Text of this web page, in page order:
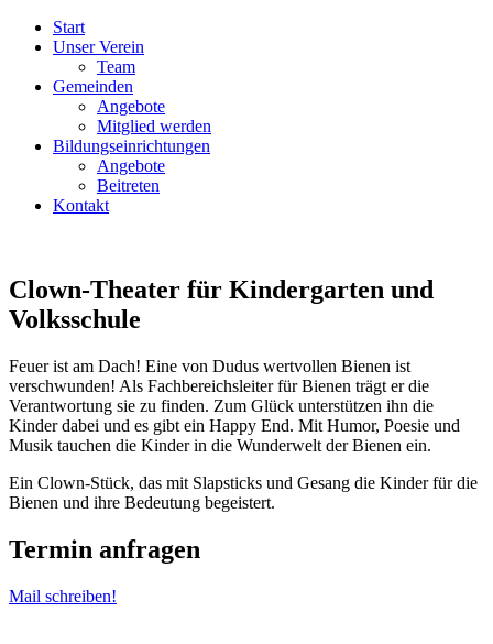
Start
Unser Verein
Team
Gemeinden
Angebote
Mitglied werden
Bildungseinrichtungen
Angebote
Beitreten
Kontakt
Clown-Theater für Kindergarten und
Volksschule
Feuer ist am Dach! Eine von Dudus wertvollen Bienen ist
verschwunden! Als Fachbereichsleiter für Bienen trägt er die
Verantwortung sie zu finden. Zum Glück unterstützen ihn die
Kinder dabei und es gibt ein Happy End. Mit Humor, Poesie und
Musik tauchen die Kinder in die Wunderwelt der Bienen ein.
Ein Clown-Stück, das mit Slapsticks und Gesang die Kinder für die
Bienen und ihre Bedeutung begeistert.
Termin anfragen
Mail schreiben!